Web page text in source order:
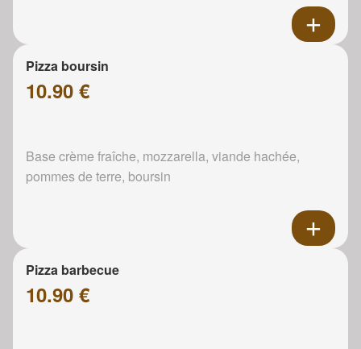
Pizza boursin
10.90 €
Base crème fraîche, mozzarella, viande hachée,
pommes de terre, boursin
Pizza barbecue
10.90 €